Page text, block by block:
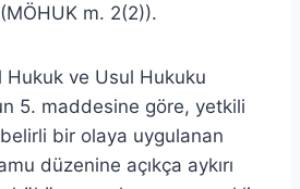
m. 2(2)).
Hukuk ve Usul Hukuku
5. maddesine göre, yetkili
bir olaya uygulanan
düzenine açıkça aykırı